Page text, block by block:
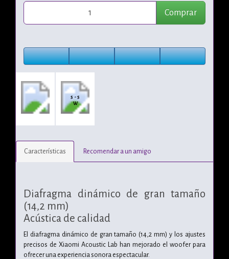
Comprar
5 - 5
W
Características Recomendar a un amigo
Diafragma dinámico de gran tamaño
(14,2 mm)
Acústica de calidad
El diafragma dinámico de gran tamaño (14,2 mm) y los ajustes
precisos de Xiaomi Acoustic Lab han mejorado el woofer para
ofrecer una experiencia sonora espectacular.